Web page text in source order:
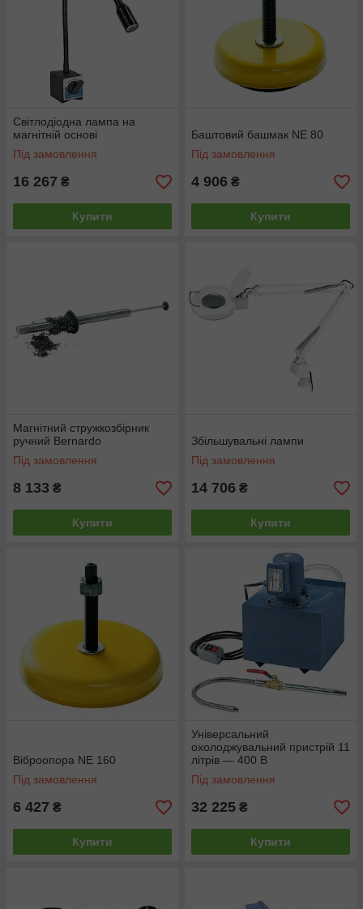
Світлодіодна лампа на
магнітній основі
Під замовлення
16 267 ₴
Купити
Баштовий башмак NE 80
Під замовлення
4 906 ₴
Купити
Магнітний стружкозбірник
ручний Bernardo
Під замовлення
8 133 ₴
Купити
Збільшувальні лампи
Під замовлення
14 706 ₴
Купити
Віброопора NE 160
Під замовлення
6 427 ₴
Купити
Універсальний
охолоджувальний пристрій 11
літрів — 400 В
Під замовлення
32 225 ₴
Купити